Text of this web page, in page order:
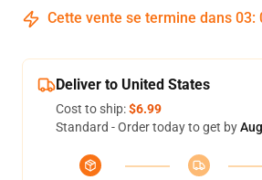
Cette vente se termine dans 03:
Deliver to United States
Cost to ship:$6.99
Standard - Order today to get by